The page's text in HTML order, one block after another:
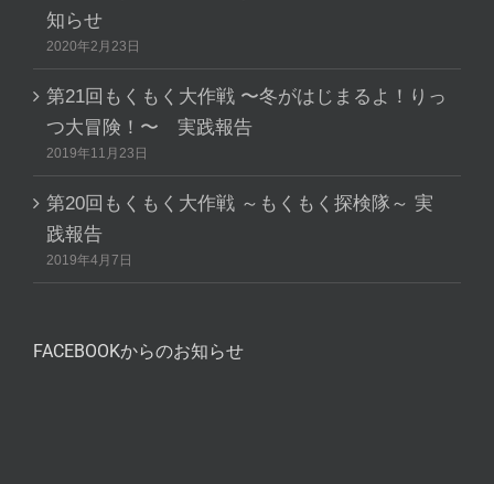
知らせ
2020年2月23日
第21回もくもく大作戦 〜冬がはじまるよ！りっ
つ大冒険！〜 実践報告
2019年11月23日
第20回もくもく大作戦 ～もくもく探検隊～ 実
践報告
2019年4月7日
FACEBOOKからのお知らせ